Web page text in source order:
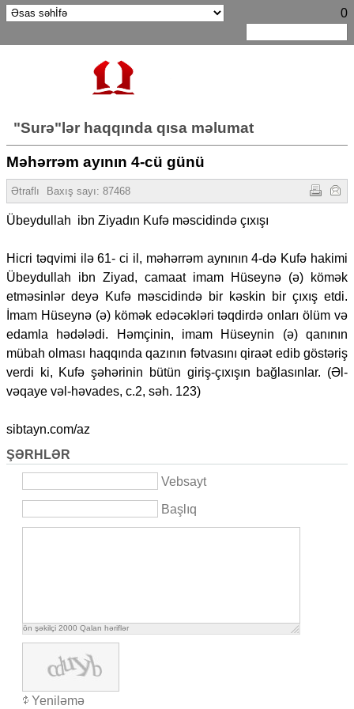
0
"Surə"lər haqqında qısa məlumat
Məhərrəm ayının 4-cü günü
Ətraflı Baxış sayı: 87468
Übeydullah ibn Ziyadın Kufə məscidində çıxışı
Hicri təqvimi ilə 61- ci il, məhərrəm aynının 4-də Kufə hakimi
Übeydullah ibn Ziyad, camaat imam Hüseynə (ə) kömək
etməsinlər deyə Kufə məscidində bir kəskin bir çıxış etdi.
İmam Hüseynə (ə) kömək edəcəkləri təqdirdə onları ölüm və
edamla hədələdi. Həmçinin, imam Hüseynin (ə) qanının
mübah olması haqqında qazının fətvasını qiraət edib göstəriş
verdi ki, Kufə şəhərinin bütün giriş-çıxışın bağlasınlar. (Əl-
vəqaye vəl-həvades, c.2, səh. 123)
sibtayn.com/az
ŞƏRHLƏR
Vebsayt
Başlıq
ön şəkilçi 2000 Qalan həriflər
Yeniləmə